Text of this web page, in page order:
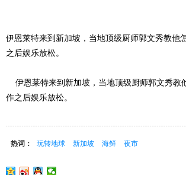
伊恩莱特来到新加坡，当地顶级厨师郭文秀教他
之后娱乐放松。
伊恩莱特来到新加坡，当地顶级厨师郭文秀教
作之后娱乐放松。
热词： 玩转地球 新加坡 海鲜 夜市